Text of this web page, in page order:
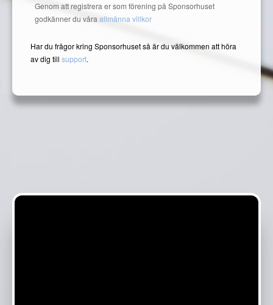
Genom att registrera er som förening på Sponsorhuset
godkänner du våra allmänna villkor
Har du frågor kring Sponsorhuset så är du välkommen att höra
av dig till support.